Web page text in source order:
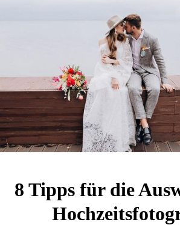
8 Tipps für die